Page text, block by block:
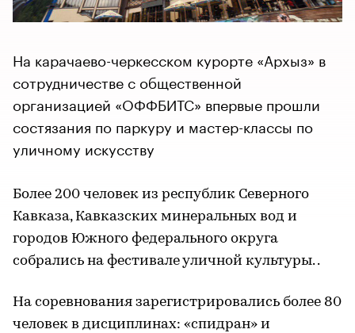
На карачаево-черкесском курорте «Архыз» в
сотрудничестве с общественной
организацией «ОФФБИТС» впервые прошли
состязания по паркуру и мастер-классы по
уличному искусству
Более 200 человек из республик Северного
Кавказа, Кавказских минеральных вод и
городов Южного федерального округа
собрались на фестивале уличной культуры. .
На соревнования зарегистрировались более 80
человек в дисциплинах: «спидран» и